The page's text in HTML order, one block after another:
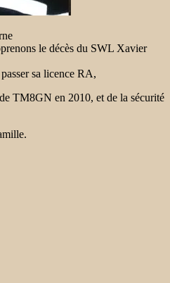
le décès du SWL Xavier
sa licence RA,
TM8GN en 2010, et de la sécurité